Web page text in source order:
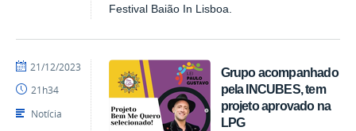
Festival Baião In Lisboa.
Grupo acompanhado
pela INCUBES, tem
projeto aprovado na
LPG
por
publicado
21/12/2023
21h34
Notícia